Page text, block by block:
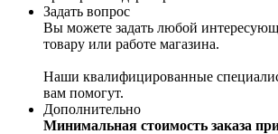
Задать вопрос
Вы можете задать любой
товару или работе магазина.
Наши квалифицированные
вам помогут.
Дополнительно
Минимальная стоимость заказа